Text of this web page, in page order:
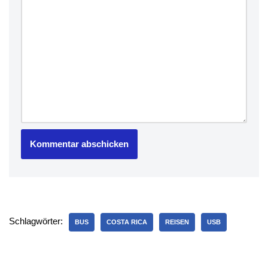
Schlagwörter: BUS COSTA RICA REISEN USB